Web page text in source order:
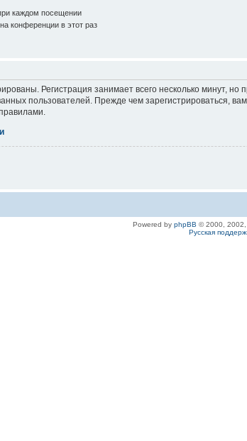
каждом посещении
конференции в этот раз
Регистрация занимает всего несколько минут,
пользователей. Прежде чем зарегистрироваться,
Powered by phpBB © 2000,
Русская